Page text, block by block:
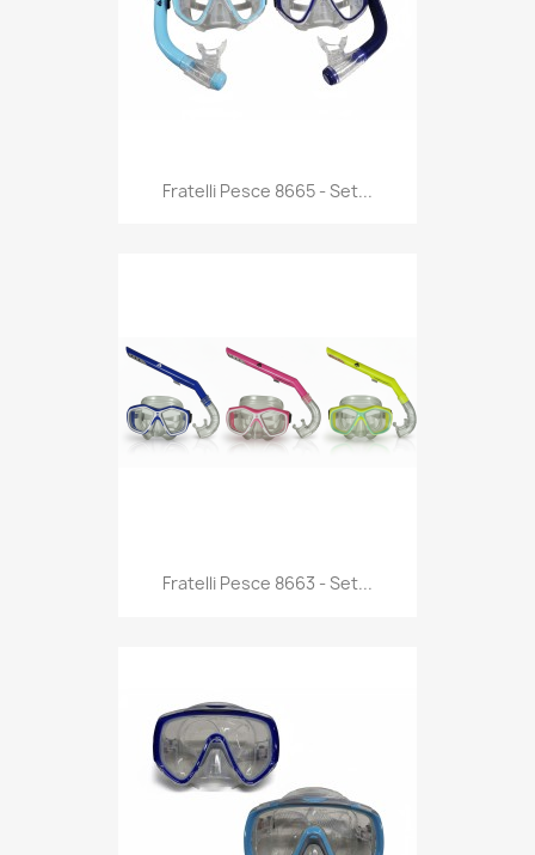
Anteprima
Fratelli Pesce 8665 - Set...
Anteprima
Fratelli Pesce 8663 - Set...